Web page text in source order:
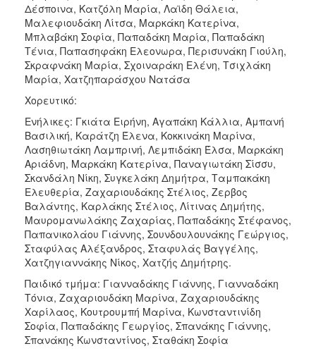
Δέσποινα, Κατζόλη Μαρία, Λαϊδη Θάλεια,
Μαλεφιουδάκη Λίτσα, Μαρκάκη Κατερίνα,
Μπλαβάκη Σοφία, Παπαδάκη Μαρία, Παπαδάκη
Τένια, Παπασηφάκη Ελεονωρα, Περισυνάκη Γιούλη,
Σκραφνάκη Μαρία, Σχοιναράκη Ελένη, Τσιχλάκη
Μαρία, Χατζηπαράσχου Νατάσα
Χορευτικό:
Ενήλικες: Γκιάτα Ειρήνη, Αγαπάκη Κάλλια, Αμπανή
Βασιλική, Καράτζη Έλενα, Κοκκινάκη Μαρίνα,
Λασηθιωτάκη Λαμπρινή, Λεμπιδάκη Έλσα, Μαρκάκη
Αριάδνη, Μαρκάκη Κατερίνα, Παναγιωτάκη Σίσσυ,
Σκανδάλη Νίκη, Συγκελάκη Δημήτρα, Ταμπακάκη
Ελευθερία, Ζαχαριουδάκης Στέλιος, Ζερβος
Βαλάντης, Καρλάκης Στέλιος, Λίτινας Δημήτης,
Μαυρομανωλάκης Ζαχαρίας, Παπαδάκης Στέφανος,
Παπανικολάου Γιάννης, Σουνδουλουνάκης Γεώργιος,
Σταφύλας Αλέξανδρος, Σταφυλάς Βαγγέλης,
Χατζηγιαννάκης Νίκος, Χατζής Δημήτρης.
Παιδικό τμήμα: Γιανναδάκης Γιάννης, Γιανναδάκη
Τόνια, Ζαχαριουδάκη Μαρίνα, Ζαχαριουδάκης
Χαρίλαος, Κουτρουμπή Μαρίνα, Κωνσταντινίδη
Σοφία, Παπαδάκης Γεωργίος, Σπανάκης Γιάννης,
Σπανάκης Κωνσταντίνος, Σταθάκη Σοφία